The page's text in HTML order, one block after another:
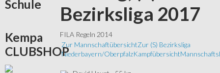
Bezirksliga 2017
FILA Regeln 2014
Zur MannschaftübersichtZur (S) Bezirksliga
Niederbayern/OberpfalzKampfübersicht
Schule
Kempa
CLUBSHOP